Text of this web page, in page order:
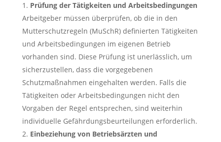
Prüfung der Tätigkeiten und Arbeitsbedingungen
Arbeitgeber müssen überprüfen, ob die in den
Mutterschutzregeln (MuSchR) definierten Tätigkeiten
und Arbeitsbedingungen im eigenen Betrieb
vorhanden sind. Diese Prüfung ist unerlässlich, um
sicherzustellen, dass die vorgegebenen
Schutzmaßnahmen eingehalten werden. Falls die
Tätigkeiten oder Arbeitsbedingungen nicht den
Vorgaben der Regel entsprechen, sind weiterhin
individuelle Gefährdungsbeurteilungen erforderlich.
Einbeziehung von Betriebsärzten und